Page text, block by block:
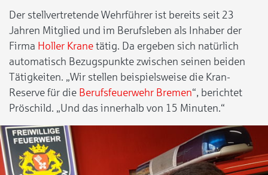
Der stellvertretende Wehrführer ist bereits seit 23
Jahren Mitglied und im Berufsleben als Inhaber der
Firma Holler Krane tätig. Da ergeben sich natürlich
automatisch Bezugspunkte zwischen seinen beiden
Tätigkeiten. „Wir stellen beispielsweise die Kran-
Reserve für die Berufsfeuerwehr Bremen“, berichtet
Pröschild. „Und das innerhalb von 15 Minuten.“